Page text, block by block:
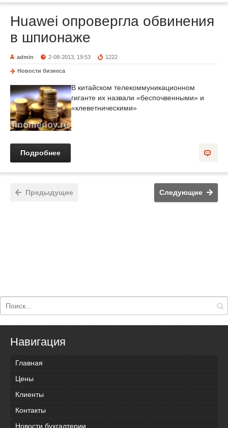
Huawei опровергла обвинения
в шпионаже
admin 2-08-2013, 19:53 1222
Новости бизнеса
В китайском телекоммуникационном
гиганте их назвали «беспочвенными» и
«клеветническими»
Подробнее
Предыдущие Следующие
Навигация
Главная
Цены
Клиенты
Контакты
Новости бухгалтерии